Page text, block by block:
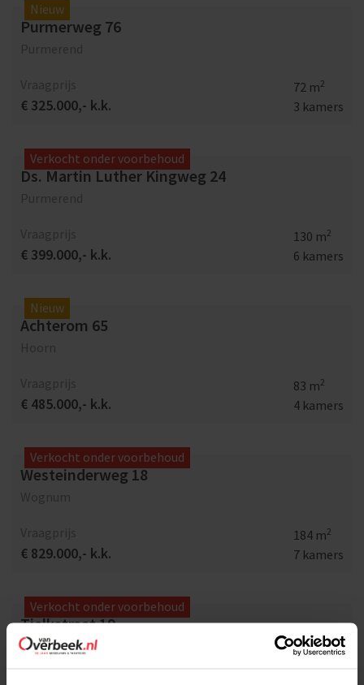
Nieuw
Purmerweg 76
€ 325.000,- k.k.
72 m2
3 kamers
Verkocht onder voorbehoud
Ds. Martin Luther Kingweg 24
€ 399.000,- k.k.
130 m2
6 kamers
Nieuw
Achterom 65
€ 485.000,- k.k.
83 m2
4 kamers
Verkocht onder voorbehoud
Westeinderweg 18
€ 829.000,- k.k.
184 m2
7 kamers
Verkocht onder voorbehoud
Tjalkstraat 19
Purmerend